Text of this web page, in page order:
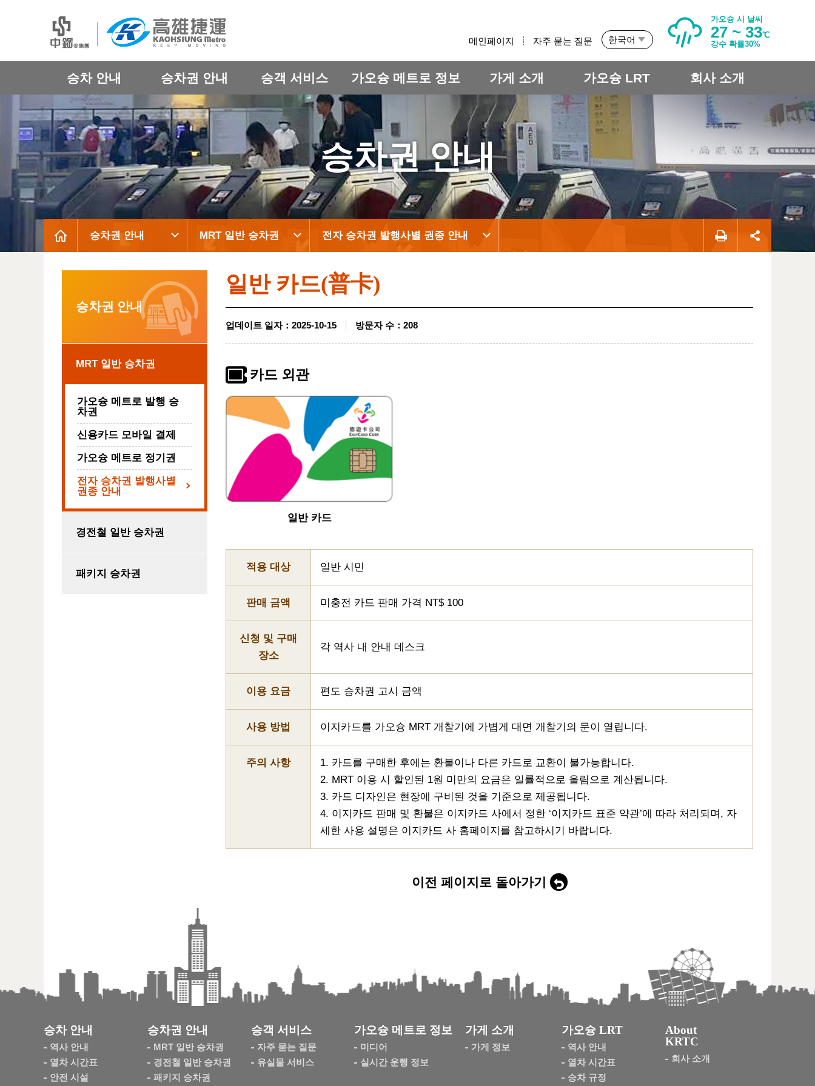
메인페이지 자주 묻는 질문 한국어
가오슝 시 날씨
27 ~ 33℃
강수 확률30%
승차 안내 승차권 안내 승객 서비스 가오슝 메트로 정보 가게 소개 가오슝 LRT 회사 소개
승차권 안내
승차권 안내 MRT 일반 승차권 전자 승차권 발행사별 권종 안내
승차권 안내
MRT 일반 승차권
가오슝 메트로 발행 승
차권
신용카드 모바일 결제
가오슝 메트로 정기권
전자 승차권 발행사별
권종 안내
경전철 일반 승차권
패키지 승차권
일반 카드(普卡)
업데이트 일자： 2025-10-15 방문자 수 ： 208
카드 외관
일반 카드
적용 대상 일반 시민
판매 금액 미충전 카드 판매 가격 NT$ 100
신청 및 구매
장소
각 역사 내 안내 데스크
이용 요금 편도 승차권 고시 금액
사용 방법 이지카드를 가오슝 MRT 개찰기에 가볍게 대면 개찰기의 문이 열립니다.
주의 사항
1. 카드를 구매한 후에는 환불이나 다른 카드로 교환이 불가능합니다.
2. MRT 이용 시 할인된 1원 미만의 요금은 일률적으로 올림으로 계산됩니다.
3. 카드 디자인은 현장에 구비된 것을 기준으로 제공됩니다.
4. 이지카드 판매 및 환불은 이지카드 사에서 정한 ‘이지카드 표준 약관’에 따라 처리되며, 자
세한 사용 설명은 이지카드 사 홈페이지를 참고하시기 바랍니다.
이전 페이지로 돌아가기
승차 안내
역사 안내
열차 시간표
안전 시설
승차권 안내
MRT 일반 승차권
경전철 일반 승차권
패키지 승차권
승객 서비스
자주 묻는 질문
유실물 서비스
가오슝 메트로 정보
미디어
실시간 운행 정보
가게 소개
가게 정보
가오슝 LRT
역사 안내
열차 시간표
승차 규정
About
KRTC
회사 소개